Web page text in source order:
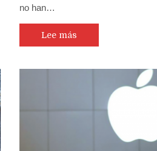
no han…
Lee más